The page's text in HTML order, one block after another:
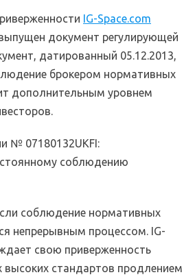
IG-Space.com
документ регулирующей
датированный 05.12.2013,
брокером нормативных
дополнительным уровнем
№ 07180132UKFI:
соблюдению
соблюдение нормативных
непрерывным процессом. IG-
свою приверженность
стандартов продлением